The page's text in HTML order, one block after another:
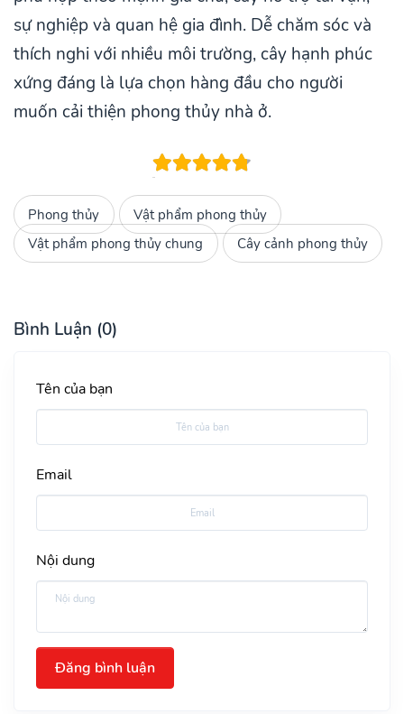
sự nghiệp và quan hệ gia đình. Dễ chăm sóc và
thích nghi với nhiều môi trường, cây hạnh phúc
xứng đáng là lựa chọn hàng đầu cho người
muốn cải thiện phong thủy nhà ở.
Phong thủy
Vật phẩm phong thủy
Vật phẩm phong thủy chung
Cây cảnh phong thủy
Bình Luận (0)
Tên của bạn
Email
Nội dung
Đăng bình luận